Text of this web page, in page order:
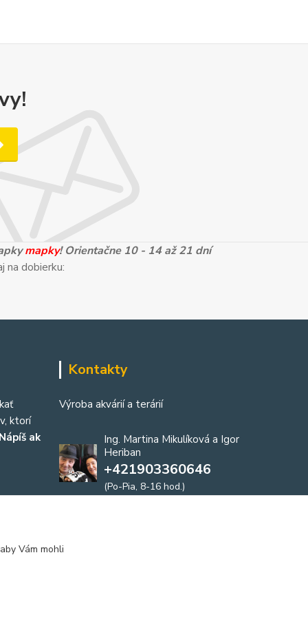
mapky! Orientačne 10 - 14 až 21 dní
na dobierku:
ktorí
Nápíš ak
Kontakty
Výroba akvárií a terárií
Ing. Martina Mikulíková a Igor
Heriban
+421903360646
(Po-Pia, 8-16 hod.)
Vám mohli